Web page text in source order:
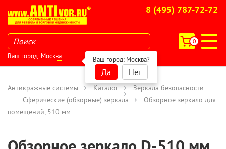
8 (495) 787-72-72
0
Ваш город: Москва Ваш город: Москва?
Да Нет
Антикражные системы Каталог
Зеркала безопасности
Сферические (обзорные) зеркала
Обзорное зеркало для
помещений, 510 мм